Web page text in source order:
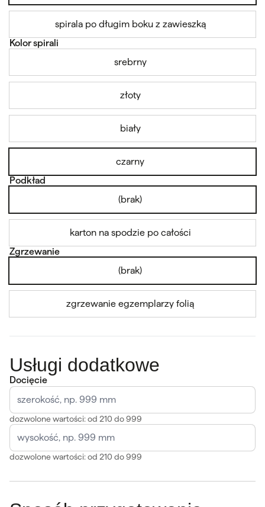
spirala po długim boku z zawieszką
Kolor spirali
srebrny
złoty
biały
czarny
Podkład
(brak)
karton na spodzie po całości
Zgrzewanie
(brak)
zgrzewanie egzemplarzy folią
Usługi dodatkowe
Docięcie
dozwolone wartości: od 210 do 999
dozwolone wartości: od 210 do 999